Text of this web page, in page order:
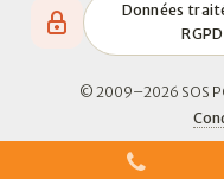
Données
© 2009–2026 SOS